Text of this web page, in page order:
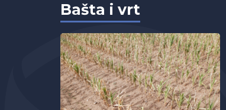
Bašta i vrt